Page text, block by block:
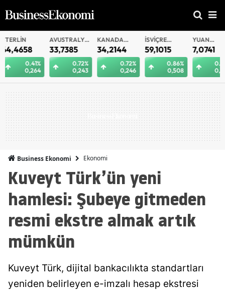
AVUSTRALYA
DOLARI
33,7385
0.72%
0,243
KANADA
DOLARI
34,2144
0.72%
0,246
İSVIÇRE
FRANKI
59,1015
0.86%
0,508
YUAN
OFFSHORE
7,0741
0.28%
0,020
YUAN
7,0735
Business Ekonomi Ekonomi
Kuveyt Türk’ün yeni
hamlesi: Şubeye gitmeden
resmi ekstre almak artık
mümkün
Kuveyt Türk, dijital bankacılıkta standartları
yeniden belirleyen e-imzalı hesap ekstresi